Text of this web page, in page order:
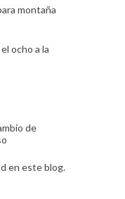
montaña
ocho a la
de
en este blog.